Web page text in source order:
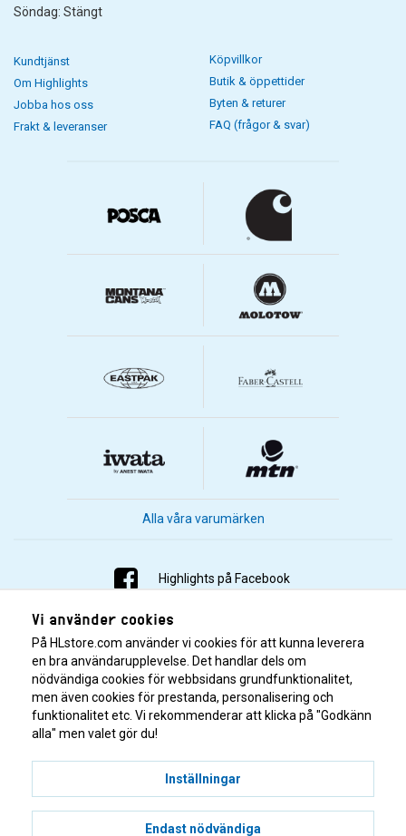
Söndag: Stängt
Kundtjänst
Om Highlights
Jobba hos oss
Frakt & leveranser
Köpvillkor
Butik & öppettider
Byten & returer
FAQ (frågor & svar)
Alla våra varumärken
Highlights på Facebook
Highlights på Instagram
Highlights på Youtube
Highlights på Tiktok
Vi använder cookies
På HLstore.com använder vi cookies för att kunna leverera
en bra användarupplevelse. Det handlar dels om
nödvändiga cookies för webbsidans grundfunktionalitet,
men även cookies för prestanda, personalisering och
funktionalitet etc. Vi rekommenderar att klicka på "Godkänn
alla" men valet gör du!
Inställningar
Endast nödvändiga